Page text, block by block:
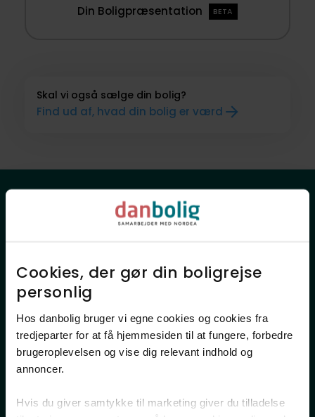
Cookies, der gør din boligrejse
personlig​
Hos danbolig bruger vi egne cookies og cookies fra
tredjeparter for at få hjemmesiden til at fungere, forbedre
brugeroplevelsen og vise dig relevant indhold og
annoncer.​
Hvis du giver samtykke til marketing giver du tilladelse
Din Boligpræsentation BETA
Skal vi også sælge din bolig?
Find ud af, hvad din bolig er værd
Beliggende for enden af lukket
hvor villavejene slynger sig mellem haver og
grønne hække. Fra adressen kan I gå til
365discount på få minutter, mens både skole,
daginstitutioner og fritidsaktiviteter nås på
cykel eller til fods. Når solen lokker, kan turen
gå mod Galløkken Strand eller Rønne Havn.